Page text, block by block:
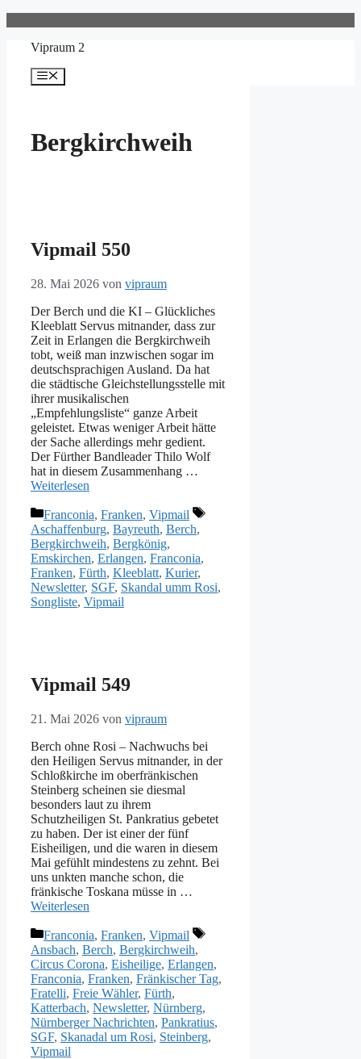
springenVipraum 2
Menü
Bergkirchweih
Vipmail 550
28. Mai 2026 von vipraum
Der Berch und die KI – Glückliches
Kleeblatt Servus mitnander, dass zur
Zeit in Erlangen die Bergkirchweih
tobt, weiß man inzwischen sogar im
deutschsprachigen Ausland. Da hat
die städtische Gleichstellungsstelle mit
ihrer musikalischen
„Empfehlungsliste“ ganze Arbeit
geleistet. Etwas weniger Arbeit hätte
der Sache allerdings mehr gedient.
Der Fürther Bandleader Thilo Wolf
hat in diesem Zusammenhang …
Weiterlesen
Kategorien
Franconia, Franken, Vipmail
Schlagwörter
Aschaffenburg, Bayreuth, Berch,
Bergkirchweih, Bergkönig,
Emskirchen, Erlangen, Franconia,
Franken, Fürth, Kleeblatt, Kurier,
Newsletter, SGF, Skandal umm Rosi,
Songliste, Vipmail
Vipmail 549
21. Mai 2026 von vipraum
Berch ohne Rosi – Nachwuchs bei
den Heiligen Servus mitnander, in der
Schloßkirche im oberfränkischen
Steinberg scheinen sie diesmal
besonders laut zu ihrem
Schutzheiligen St. Pankratius gebetet
zu haben. Der ist einer der fünf
Eisheiligen, und die waren in diesem
Mai gefühlt mindestens zu zehnt. Bei
uns unkten manche schon, die
fränkische Toskana müsse in …
Weiterlesen
Kategorien
Franconia, Franken, Vipmail
Schlagwörter
Ansbach, Berch, Bergkirchweih,
Circus Corona, Eisheilige, Erlangen,
Franconia, Franken, Fränkischer Tag,
Fratelli, Freie Wähler, Fürth,
Katterbach, Newsletter, Nürnberg,
Nürnberger Nachrichten, Pankratius,
SGF, Skanadal um Rosi, Steinberg,
Vipmail